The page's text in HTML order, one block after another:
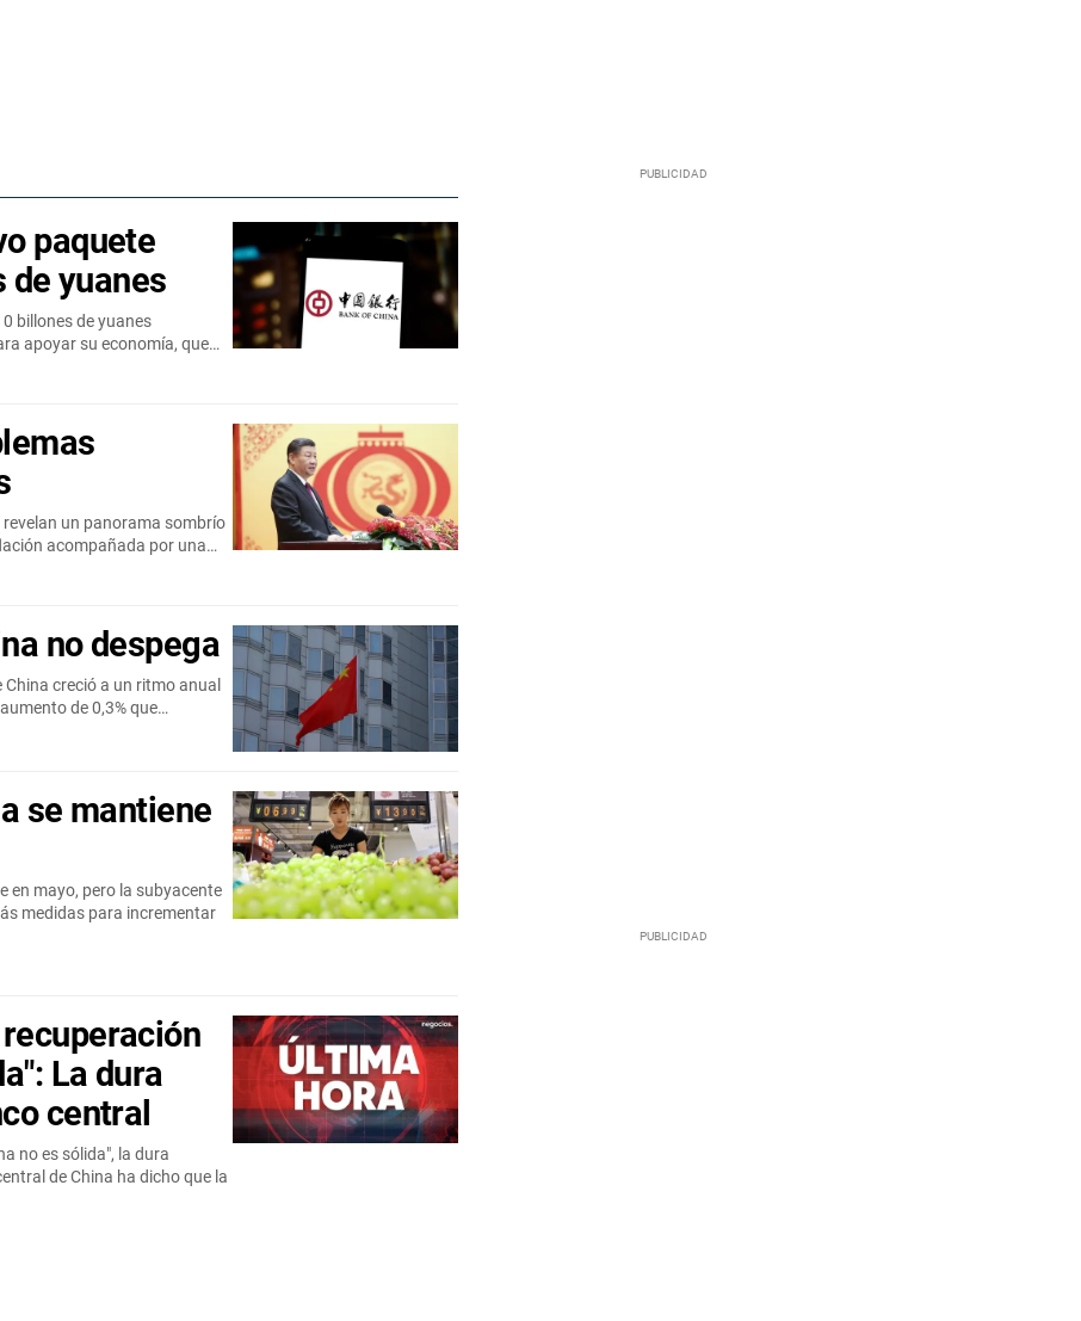
paquete
yuanes
billones de yuanes
apoyar su economía, que…
un panorama sombrío
acompañada por una…
no despega
creció a un ritmo anual
de 0,3% que…
se mantiene
en mayo, pero la subyacente
medidas para incrementar
recuperación
La dura
central
no es sólida", la dura
de China ha dicho que la